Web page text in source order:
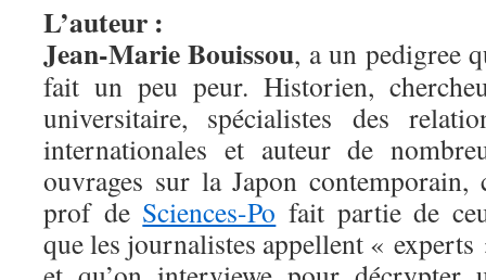
L’auteur :
Jean-Marie Bouissou, a un pedigree
fait un peu peur. Historien,
universitaire, spécialistes des
internationales et auteur de
ouvrages sur la Japon contemporain,
prof de Sciences-Po fait partie de
que les journalistes appellent « experts